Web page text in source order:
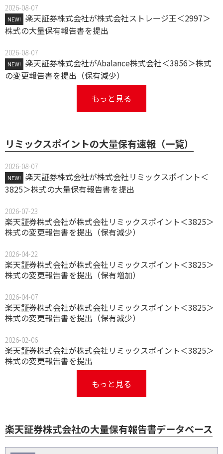
2026-08-07
NEW!
楽天証券株式会社が株式会社ストレージ王＜2997＞
株式の大量保有報告書を提出
2026-08-07
NEW!
楽天証券株式会社がAbalance株式会社＜3856＞株式
の変更報告書を提出（保有減少）
もっと見る
リミックスポイントの大量保有速報（一覧）
2026-08-07
NEW!
楽天証券株式会社が株式会社リミックスポイント＜
3825＞株式の大量保有報告書を提出
2026-07-23
楽天証券株式会社が株式会社リミックスポイント＜3825＞
株式の変更報告書を提出（保有減少）
2026-04-22
楽天証券株式会社が株式会社リミックスポイント＜3825＞
株式の変更報告書を提出（保有増加）
2026-04-07
楽天証券株式会社が株式会社リミックスポイント＜3825＞
株式の変更報告書を提出（保有減少）
2026-02-06
楽天証券株式会社が株式会社リミックスポイント＜3825＞
株式の変更報告書を提出
もっと見る
楽天証券株式会社の大量保有報告書データベース